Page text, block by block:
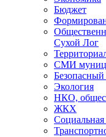
Бюджет
Сухой Лог
СМИ
Безопасный
Экология
НКО,
ЖКХ
Социальная